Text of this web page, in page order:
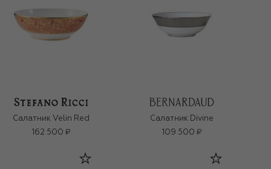
Салатник Velin Red
162 500 ₽
Салатник Divine
109 500 ₽